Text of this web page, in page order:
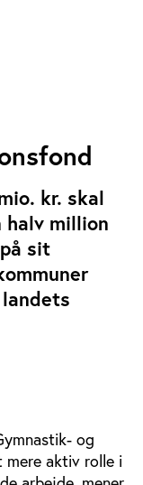
kr. skal
million
sit
og
aktiv rolle i